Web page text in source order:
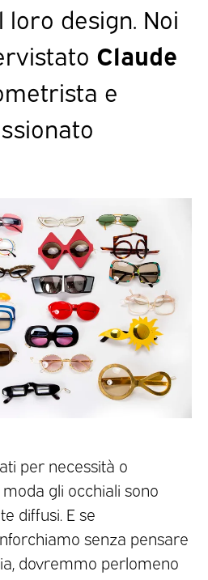
design. Noi
Claude
e
per necessità o
gli occhiali sono
diffusi. E se
senza pensare
dovremmo perlomeno